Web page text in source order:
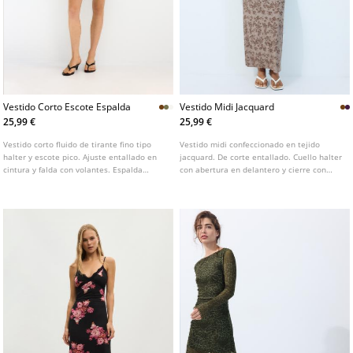
Vestido Corto Escote Espalda
25,99 €
Vestido corto fluido de tirante fino tipo
halter y escote pico. Ajuste entallado en
cintura y falda con volantes. Espalda
Vestido Midi Jacquard
25,99 €
Vestido midi confeccionado en tejido
jacquard. De corte entallado. Cuello halter
con abertura en delantero y cierre con